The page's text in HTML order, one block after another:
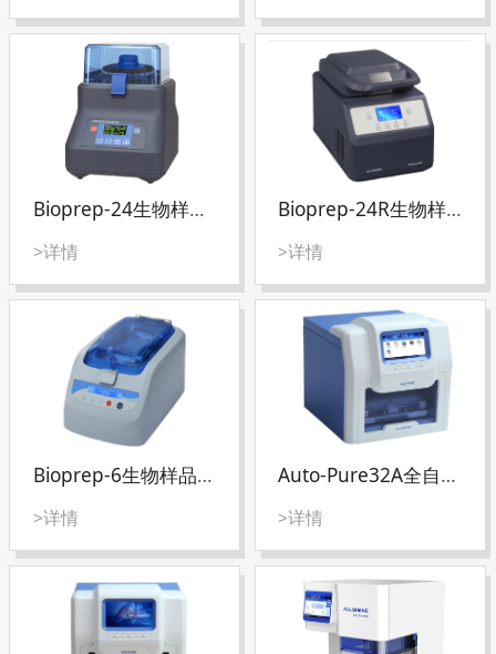
Bioprep-24生物样品均质仪
>详情
Bioprep-24R生物样品均质仪
>详情
Bioprep-6生物样品均质仪
>详情
Auto-Pure32A全自动核酸提取仪
>详情